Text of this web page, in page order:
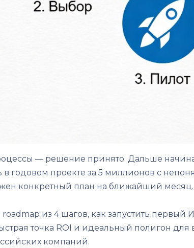
— решение принято. Дальше
в годовом проекте за 5 миллионов с
конкретный план на ближайший месяц.
из 4 шагов, как запустить
точка ROI и идеальный полигон
компаний.